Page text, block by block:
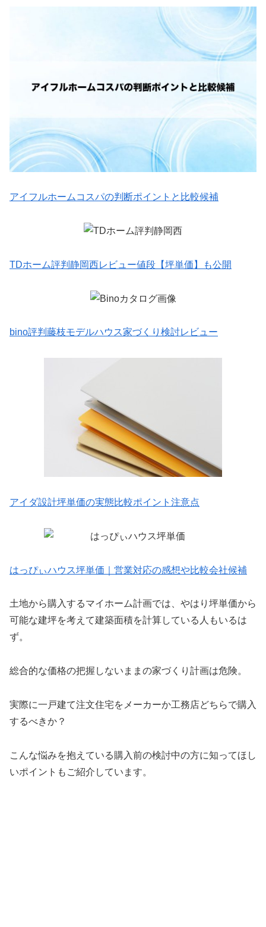
アイフルホームコスパの判断ポイントと比較候補
TDホーム評判静岡西レビュー値段【坪単価】も公開
bino評判藤枝モデルハウス家づくり検討レビュー
アイダ設計坪単価の実態比較ポイント注意点
はっぴぃハウス坪単価｜営業対応の感想や比較会社候補
土地から購入するマイホーム計画では、やはり坪単価から
可能な建坪を考えて建築面積を計算している人もいるは
ず。
総合的な価格の把握しないままの家づくり計画は危険。
実際に一戸建て注文住宅をメーカーか工務店どちらで購入
するべきか？
こんな悩みを抱えている購入前の検討中の方に知ってほし
いポイントもご紹介しています。